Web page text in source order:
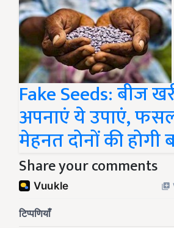
Fake Seeds: बीज
अपनाएं ये उपाएं,
मेहनत दोनों की होगी
Share your comments